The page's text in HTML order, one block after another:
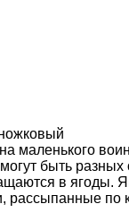
маленького
быть разных
в ягоды.
рассыпанные по